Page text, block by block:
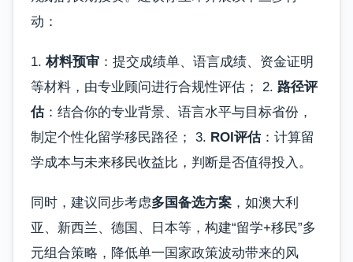
动：
1.材料预审 ：提交成绩单、语言成绩、资金证明
等材料，由专业顾问进行合规性评估； 2. 路径评
估：结合你的专业背景、语言水平与目标省份，
制定个性化留学移民路径； 3. ROI评估：计算留
学成本与未来移民收益比，判断是否值得投入。
同时，建议同步考虑多国备选方案 ，如澳大利
亚、新西兰、德国、日本等，构建“留学+移民”多
元组合策略，降低单一国家政策波动带来的风